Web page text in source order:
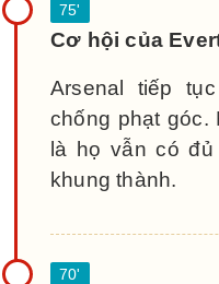
Cơ hội của
Arsenal tiếp
chống phạt góc.
là họ vẫn có
khung thành.